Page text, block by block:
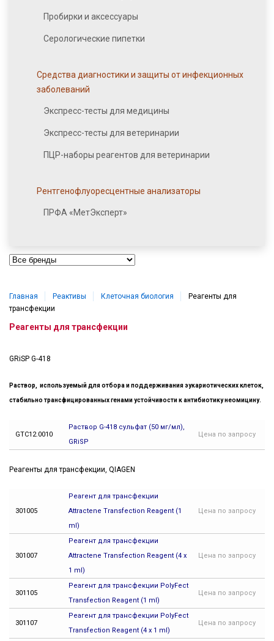
Пробирки и аксессуары
Серологические пипетки
Средства диагностики и защиты от инфекционных
заболеваний
Экспресс-тесты для медицины
Экспресс-тесты для ветеринарии
ПЦР-наборы реагентов для ветеринарии
Рентгенофлуоресцентные анализаторы
ПРФА «МетЭксперт»
Главная Реактивы Клеточная биология
Реагенты для
трансфекции
Реагенты для трансфекции
GRiSP G-418
Раствор, используемый для отбора и поддерживания эукариотических клеток,
стабильно трансфицированных генами устойчивости к антибиотику неомицину.
GTC12.0010
Раствор G-418 сульфат (50 мг/мл),
GRiSP
Цена по запросу
Реагенты для трансфекции, QIAGEN
301005
Реагент для трансфекции
Attractene Transfection Reagent (1
ml)
Цена по запросу
301007
Реагент для трансфекции
Attractene Transfection Reagent (4 x
1 ml)
Цена по запросу
301105
Реагент для трансфекции PolyFect
Transfection Reagent (1 ml)
Цена по запросу
301107
Реагент для трансфекции PolyFect
Transfection Reagent (4 x 1 ml)
Цена по запросу